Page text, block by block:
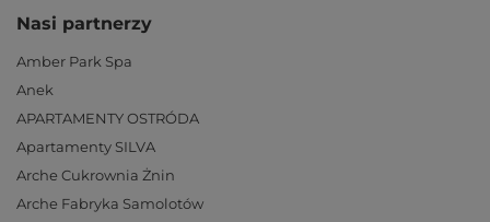
Nasi partnerzy
Amber Park Spa
Anek
APARTAMENTY OSTRÓDA
Apartamenty SILVA
Arche Cukrownia Żnin
Arche Fabryka Samolotów